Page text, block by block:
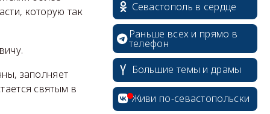
которую так
заполняет
святым в
Севастополь в сердце
Раньше всех и прямо в
телефон
Большие темы и драмы
Живи по-севастопольски